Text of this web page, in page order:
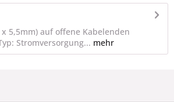
x 5,5mm) auf offene Kabelenden
Stromversorgung... mehr